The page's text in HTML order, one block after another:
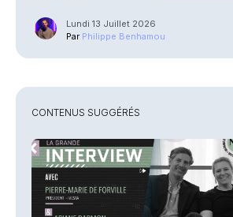
Lundi 13 Juillet 2026
Par Philippe Benhamou
CONTENUS SUGGÉRÉS